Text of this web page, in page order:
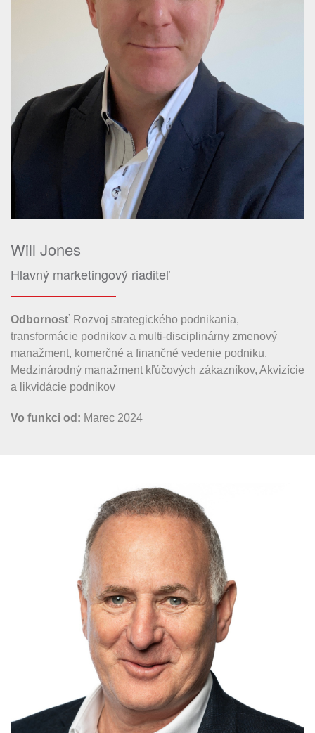
Will Jones
Hlavný marketingový riaditeľ
Odbornosť Rozvoj strategického podnikania,
transformácie podnikov a multi-disciplinárny zmenový
manažment, komerčné a finančné vedenie podniku,
Medzinárodný manažment kľúčových zákazníkov, Akvizície
a likvidácie podnikov
Vo funkci od: Marec 2024